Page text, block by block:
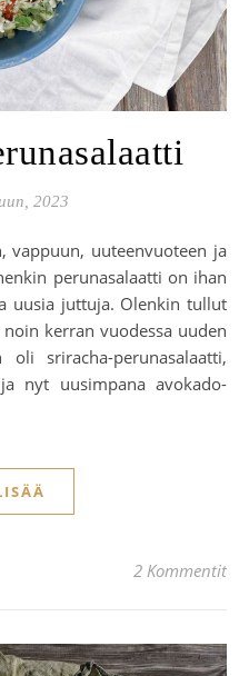
2023
perunasalaatti on ihan
uusia juttuja. Olenkin tullut
kerran vuodessa uuden
oli sriracha-perunasalaatti,
nyt uusimpana avokado-
2 Kommentit